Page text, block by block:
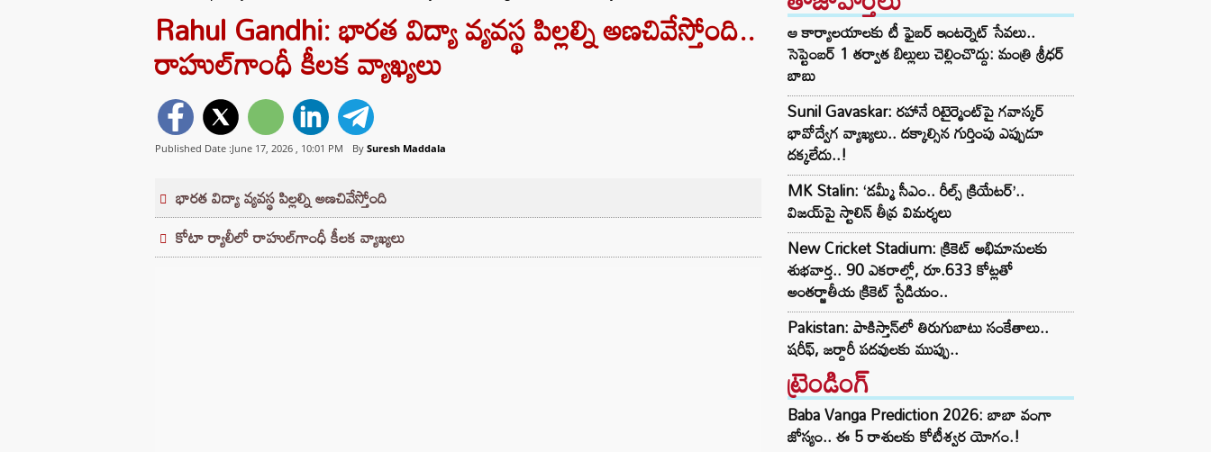
Rahul Gandhi: భారత విద్యా వ్యవస్థ పిల్లల్ని అణచివేస్తోంది..
రాహుల్‌గాంధీ కీలక వ్యాఖ్యలు
Published Date :June 17, 2026 , 10:01 PM By Suresh Maddala
భారత విద్యా వ్యవస్థ పిల్లల్ని అణచివేస్తోంది
కోటా ర్యాలీలో రాహుల్‌గాంధీ కీలక వ్యాఖ్యలు
ఆ కార్యాలయాలకు టీ ఫైబర్ ఇంటర్నెట్ సేవలు..
సెప్టెంబర్ 1 తర్వాత బిల్లులు చెల్లించొద్దు: మంత్రి శ్రీధర్
బాబు
Sunil Gavaskar: రహానే రిటైర్మెంట్‌పై గవాస్కర్
భావోద్వేగ వ్యాఖ్యలు.. దక్కాల్సిన గుర్తింపు ఎప్పుడూ
దక్కలేదు..!
MK Stalin: ‘డమ్మీ సీఎం.. రీల్స్ క్రియేటర్’..
విజయ్‌పై స్టాలిన్ తీవ్ర విమర్శలు
New Cricket Stadium: క్రికెట్ అభిమానులకు
శుభవార్త.. 90 ఎకరాల్లో, రూ.633 కోట్లతో
అంతర్జాతీయ క్రికెట్ స్టేడియం..
Pakistan: పాకిస్తాన్‌లో తిరుగుబాటు సంకేతాలు..
షరీఫ్, జర్దారీ పదవులకు ముప్పు..
ట్రెండింగ్‌
Baba Vanga Prediction 2026: బాబా వంగా
జోస్యం.. ఈ 5 రాశులకు కోటీశ్వర యోగం.!